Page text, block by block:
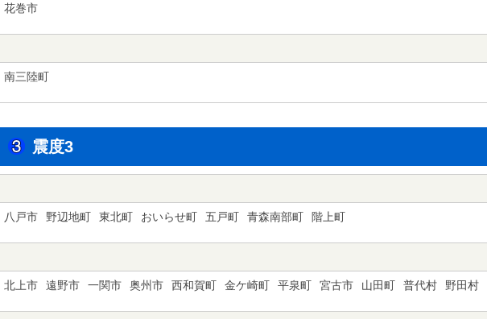
花巻市
南三陸町
震度3
八戸市 野辺地町 東北町 おいらせ町 五戸町 青森南部町 階上町
北上市 遠野市 一関市 奥州市 西和賀町 金ケ崎町 平泉町 宮古市 山田町 普代村 野田村